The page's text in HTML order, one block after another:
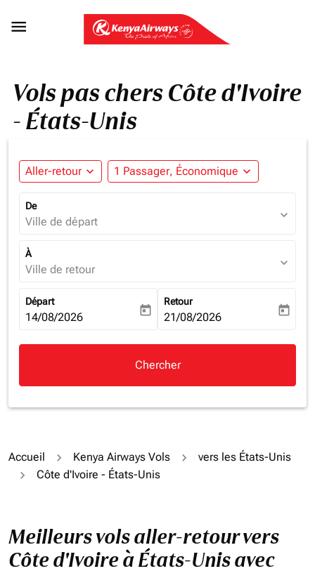

Vols pas chers Côte d'Ivoire
- États-Unis
Aller-retour expand_more 1 Passager, Économique expand_more
De
Ville de départ expand_more
À
Ville de retour expand_more
Départ
fc-booking-departure-date-aria-label
14/08/2026 today
Retour
fc-booking-return-date-aria-
21/08/2026 today
Chercher
Accueil Kenya Airways Vols
vers les États-Unis
Côte d'Ivoire - États-Unis
Meilleurs vols aller-retour vers
Côte d'Ivoire à États-Unis avec